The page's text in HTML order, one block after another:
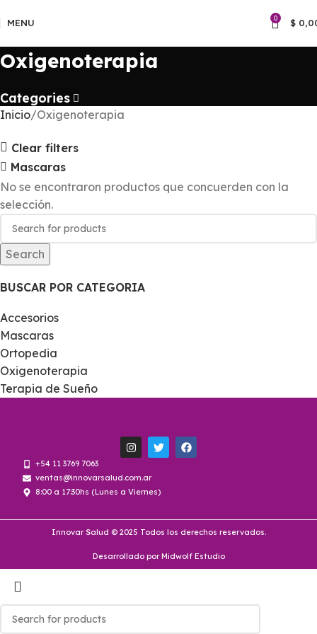
MENU 0 $
Oxigenoterapia
Categories
BUSCAR POR CATEGORIA
Accesorios
Mascaras
Ortopedia
Oxigenoterapia
Terapia de Sueño
Inicio Oxigenoterapia
Clear filters
Mascaras
No se encontraron productos que concuerden con la
selección.
Search
+54 11 3769 7063
ventas@innovarsalud.com.ar
8:00 a 17:30hs (Lunes a Viernes)
Innovar Salud © 2025 Todos los derechos reservados.
Desarrollado por Midwolf Estudio